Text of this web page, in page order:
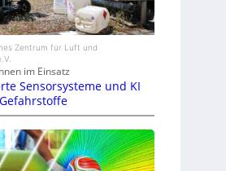
Zentrum für Luft und
im Einsatz
Sensorsysteme und KI